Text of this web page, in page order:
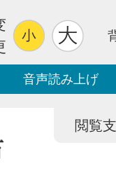
音声読み上げ
閲覧